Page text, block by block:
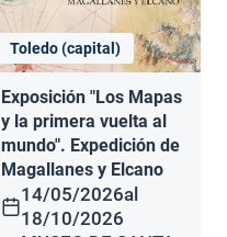
Toledo (capital)
Exposición "Los Mapas
y la primera vuelta al
mundo". Expedición de
Magallanes y Elcano
14/05/2026al
18/10/2026